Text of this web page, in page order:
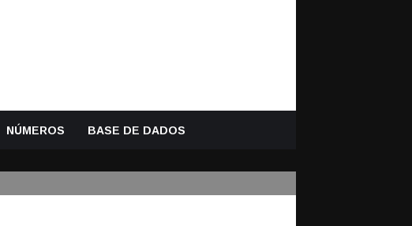
NÚMEROS BASE DE DADOS